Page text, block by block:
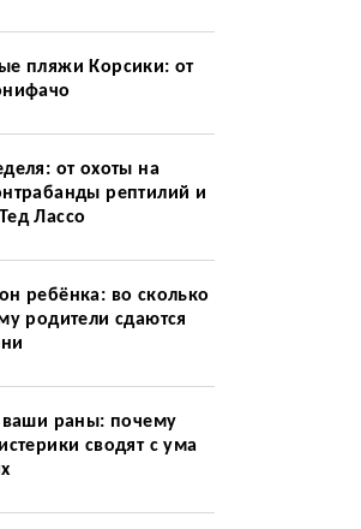
пляжи Корсики: от
от охоты на
рептилий и
Лассо
ребёнка: во сколько
родители сдаются
ваши раны: почему
сводят с ума